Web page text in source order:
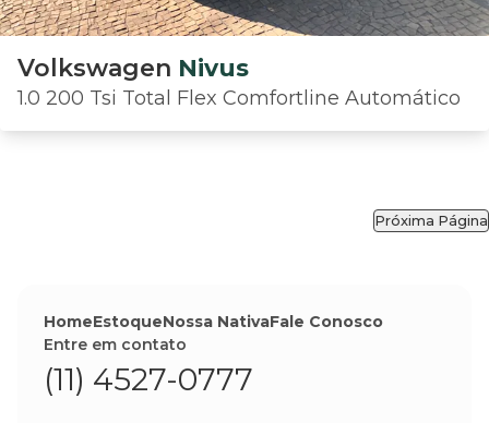
Volkswagen Nivus
1.0 200 Tsi Total Flex Comfortline Automático
Próxima Página
HomeEstoqueNossa NativaFale Conosco
Entre em contato
(11) 4527-0777